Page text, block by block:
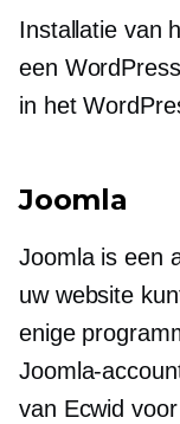
Installatie van
een
in het
Joomla
Joomla is een
uw website
enige
Joomla-
van Ecwid